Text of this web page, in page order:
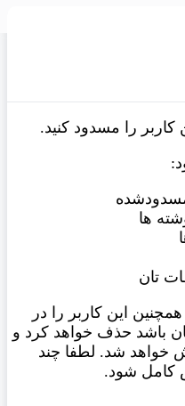
را مسدود کنید.
ها
تان
این کاربر را در
حذف خواهد کرد و
شد. لطفا چند
شود.